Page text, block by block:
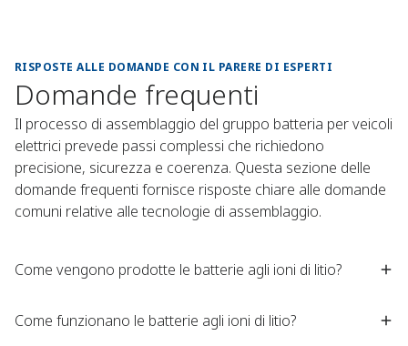
RISPOSTE ALLE DOMANDE CON IL PARERE DI ESPERTI
Domande frequenti
Il processo di assemblaggio del gruppo batteria per veicoli
elettrici prevede passi complessi che richiedono
precisione, sicurezza e coerenza. Questa sezione delle
domande frequenti fornisce risposte chiare alle domande
comuni relative alle tecnologie di assemblaggio.
Come vengono prodotte le batterie agli ioni di litio?
Come funzionano le batterie agli ioni di litio?